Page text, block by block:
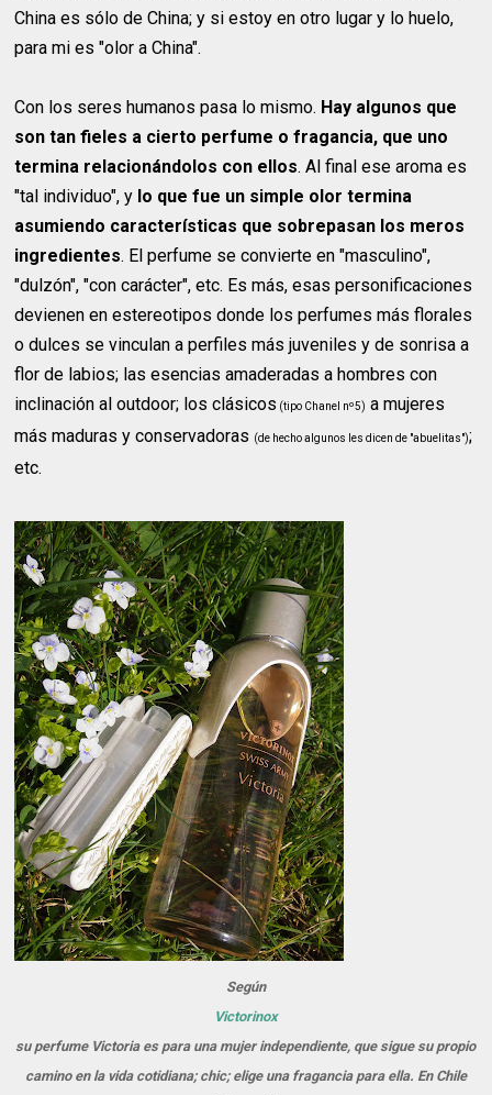
China es sólo de China; y si estoy en otro lugar y lo huelo,
para mi es "olor a China".
Con los seres humanos pasa lo mismo. Hay algunos que
son tan fieles a cierto perfume o fragancia, que uno
termina relacionándolos con ellos. Al final ese aroma es
"tal individuo", y lo que fue un simple olor termina
asumiendo características que sobrepasan los meros
ingredientes. El perfume se convierte en "masculino",
"dulzón", "con carácter", etc. Es más, esas personificaciones
devienen en estereotipos donde los perfumes más florales
o dulces se vinculan a perfiles más juveniles y de sonrisa a
flor de labios; las esencias amaderadas a hombres con
inclinación al outdoor; los clásicos (tipo Chanel nº5) a mujeres
más maduras y conservadoras (de hecho algunos les dicen de "abuelitas");
etc.
Según
Victorinox
su perfume Victoria es para una mujer independiente, que sigue su propio
camino en la vida cotidiana; chic; elige una fragancia para ella. En Chile